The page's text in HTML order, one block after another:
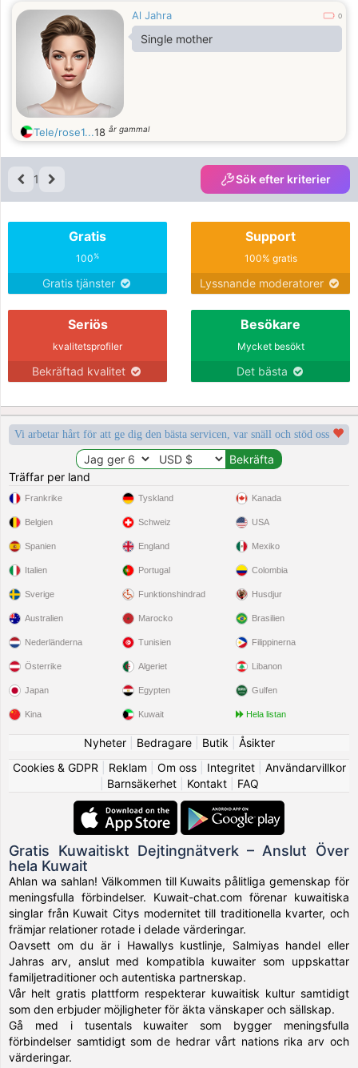
Al Jahra 0
Single mother
Tele/rose1...18 år gammal
1 Sök efter kriterier
Gratis
100%
Gratis tjänster
Support
100% gratis
Lyssnande moderatorer
Seriös
kvalitetsprofiler
Bekräftad kvalitet
Besökare
Mycket besökt
Det bästa
Vi arbetar hårt för att ge dig den bästa servicen, var snäll och stöd oss
Träffar per land
Frankrike
Belgien
Spanien
Italien
Sverige
Tyskland
Schweiz
England
Portugal
Funktionshindrad
Kanada
USA
Mexiko
Colombia
Husdjur
Australien
Nederländerna
Österrike
Japan
Kina
Marocko
Tunisien
Algeriet
Egypten
Kuwait
Brasilien
Filippinerna
Libanon
Gulfen
Hela listan
Nyheter| Bedragare| Butik
Åsikter
Cookies & GDPR
Reklam Om oss| Integritet| Användarvillkor
Barnsäkerhet| Kontakt| FAQ
Gratis Kuwaitiskt Dejtingnätverk – Anslut Över
hela Kuwait
Ahlan wa sahlan! Välkommen till Kuwaits pålitliga gemenskap för
meningsfulla förbindelser. Kuwait-chat.com förenar kuwaitiska
singlar från Kuwait Citys modernitet till traditionella kvarter, och
främjar relationer rotade i delade värderingar.
Oavsett om du är i Hawallys kustlinje, Salmiyas handel eller
Jahras arv, anslut med kompatibla kuwaiter som uppskattar
familjetraditioner och autentiska partnerskap.
Vår helt gratis plattform respekterar kuwaitisk kultur samtidigt
som den erbjuder möjligheter för äkta vänskaper och sällskap.
Gå med i tusentals kuwaiter som bygger meningsfulla
förbindelser samtidigt som de hedrar vårt nations rika arv och
värderingar.